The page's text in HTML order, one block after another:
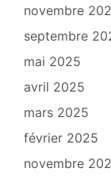
novembre
septembre
mai 2025
avril 2025
mars 2025
février 2025
novembre